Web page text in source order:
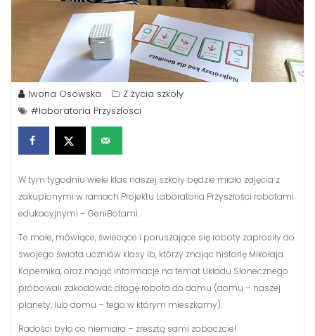
Iwona Osowska
Z życia szkoły
#laboratoria Przyszłosci
W tym tygodniu wiele klas naszej szkoły będzie miało zajęcia z
zakupionymi w ramach Projektu Laboratoria Przyszłości robotami
edukacyjnymi – GeniBotami.
Te małe, mówiące, świecące i poruszające się roboty zaprosiły do
swojego świata uczniów klasy Ib, którzy znając historię Mikołaja
Kopernika, oraz mając informacje na temat Układu Słonecznego
próbowali zakodować drogę robota do domu (domu – naszej
planety, lub domu – tego w którym mieszkamy).
Radości było co niemiara – zresztą sami zobaczcie!